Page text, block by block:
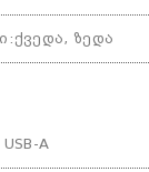
: ქვედა, ზედა